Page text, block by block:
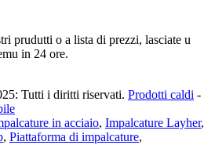
prudutti o a lista di prezzi, lasciate u
in 24 ore.
Tutti i diritti riservati. Prodotti caldi -
in acciaio, Impalcature Layher,
, Piattaforma di impalcature,